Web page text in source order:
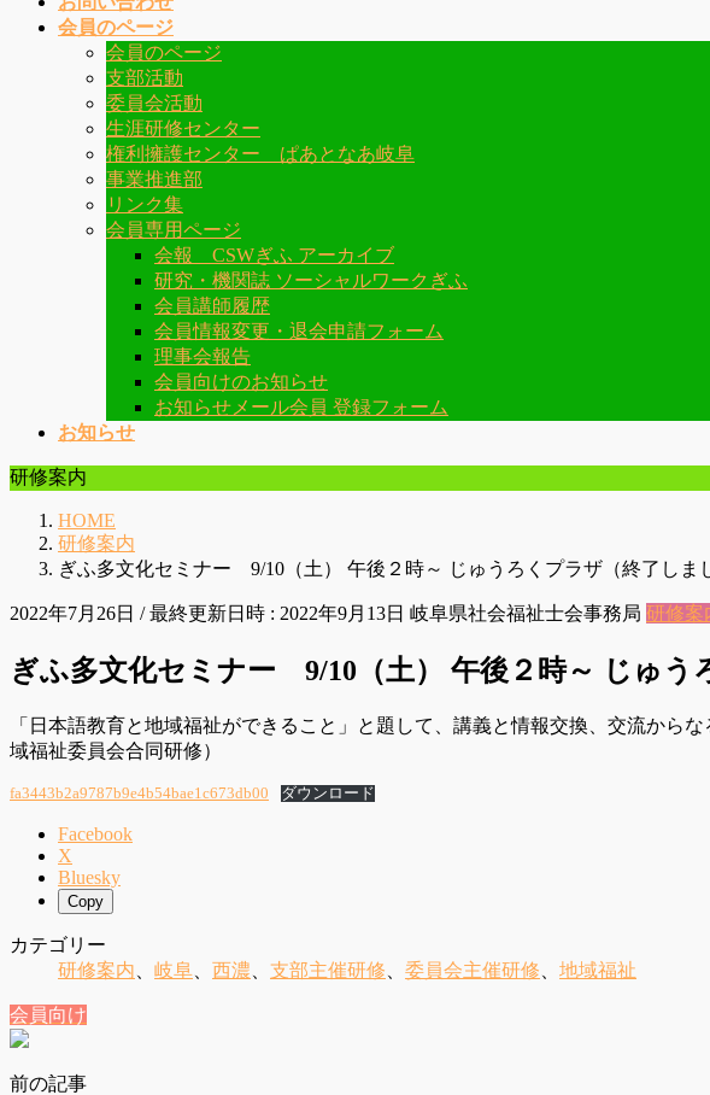
会員のページ
会員のページ
支部活動
委員会活動
生涯研修センター
権利擁護センター ぱあとなあ岐阜
事業推進部
リンク集
会員専用ページ
会報 CSWぎふ アーカイブ
研究・機関誌 ソーシャルワークぎふ
会員講師履歴
会員情報変更・退会申請フォーム
理事会報告
会員向けのお知らせ
お知らせメール会員 登録フォーム
お知らせ
研修案内
HOME
研修案内
ぎふ多文化セミナー 9/10（土） 午後２時～ じゅうろくプラザ（終了しま
2022年7月26日 / 最終更新日時 : 2022年9月13日 岐阜県社会福祉士会事務局 研修案
ぎふ多文化セミナー 9/10（土） 午後２時～ じゅう
「日本語教育と地域福祉ができること」と題して、講義と情報交換、交流か
域福祉委員会合同研修）
fa3443b2a9787b9e4b54bae1c673db00 ダウンロード
Facebook
X
Bluesky
Copy
カテゴリー
研修案内
岐阜 西濃 支部主催研修 委員会主催研修 地域福祉
会員向け
前の記事